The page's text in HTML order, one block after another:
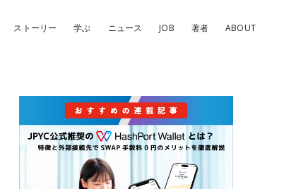
ストーリー 学ぶ ニュース JOB 著者 ABOUT